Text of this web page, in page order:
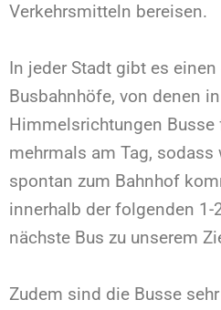
Verkehrsmitteln bereisen.
In jeder Stadt gibt es
Busbahnhöfe, von denen
Himmelsrichtungen Busse
mehrmals am Tag,
spontan zum Bahnhof
innerhalb der folgenden 1-
nächste Bus zu unserem
Zudem sind die Busse